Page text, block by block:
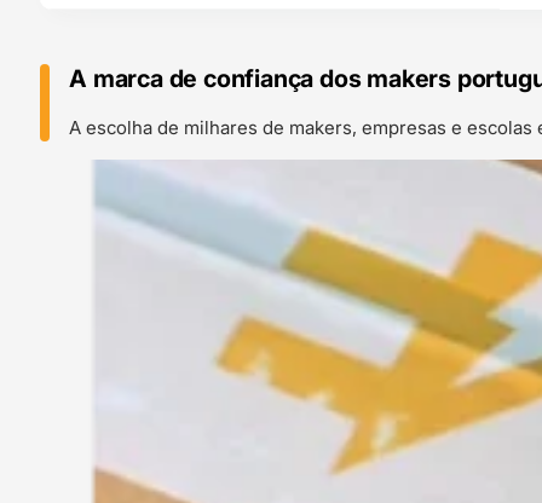
A marca de confiança dos makers
A escolha de milhares de makers, empresas e escolas